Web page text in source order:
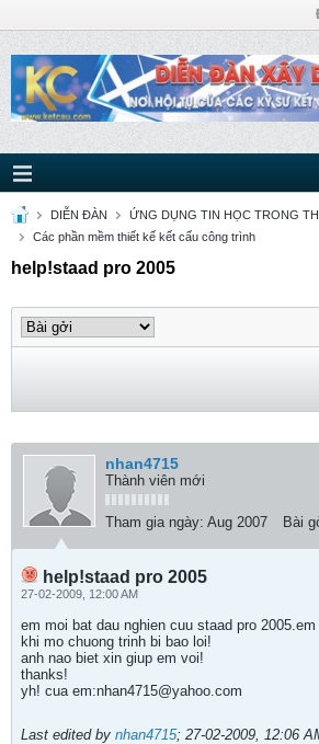
DIỄN ĐÀN
ỨNG DỤNG TIN HỌC TRONG
Các phần mềm thiết kế kết cấu công trình
help!staad pro 2005
nhan4715
Thành viên mới
Tham gia ngày: Aug 2007 Bài
help!staad pro 2005
27-02-2009, 12:00 AM
em moi bat dau nghien cuu staad pro
khi mo chuong trinh bi bao loi!
anh nao biet xin giup em voi!
thanks!
yh! cua em:nhan4715@yahoo.com
Last edited by nhan4715; 27-02-2009, 12:06